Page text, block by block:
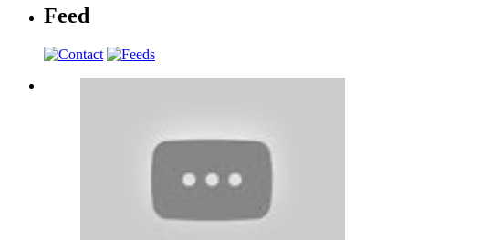
Feed